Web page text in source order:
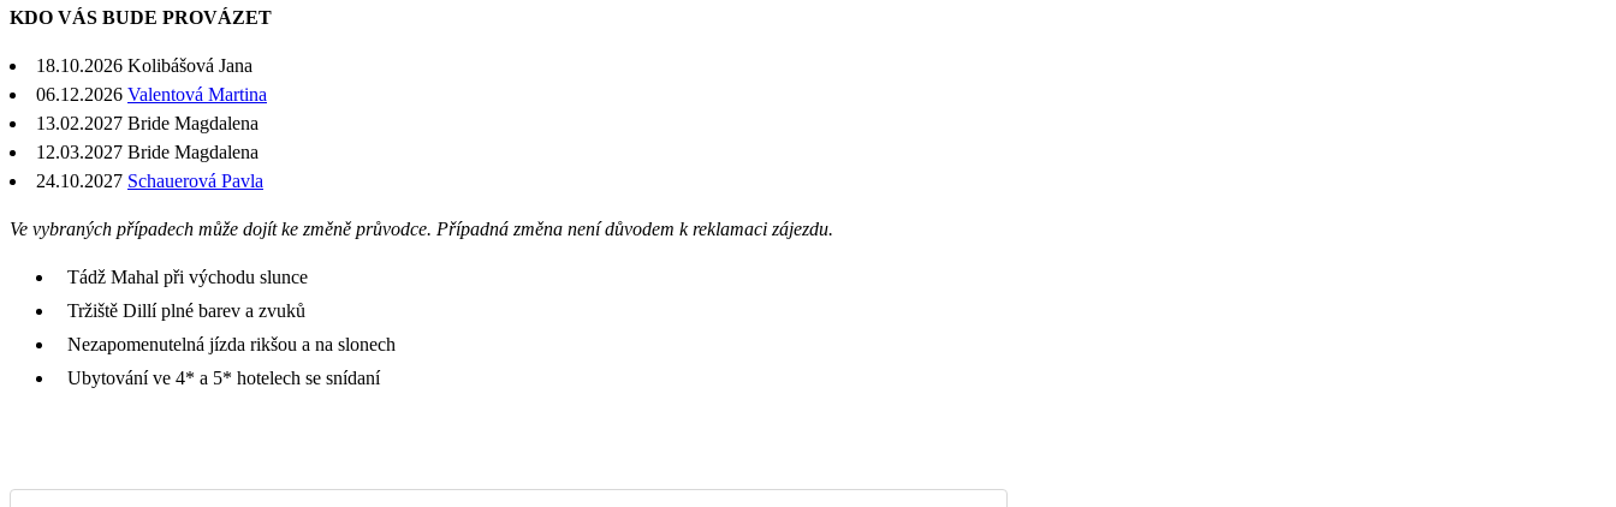
KDO VÁS BUDE PROVÁZET
18.10.2026 Kolibášová Jana
06.12.2026 Valentová Martina
13.02.2027 Bride Magdalena
12.03.2027 Bride Magdalena
24.10.2027 Schauerová Pavla
Ve vybraných případech může dojít ke změně průvodce. Případná změna není důvodem k reklamaci zájezdu.
Tádž Mahal při východu slunce
Tržiště Dillí plné barev a zvuků
Nezapomenutelná jízda rikšou a na slonech
Ubytování ve 4* a 5* hotelech se snídaní